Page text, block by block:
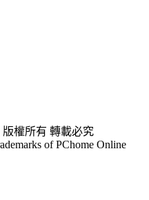
權所有 轉載必究
of PChome Online